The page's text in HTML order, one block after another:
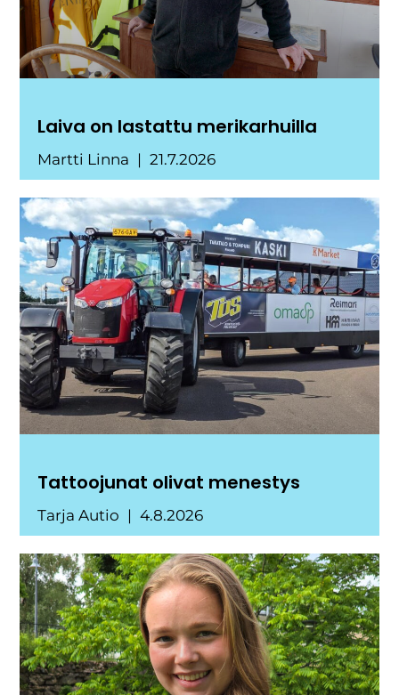
Laiva on lastattu merikarhuilla
Martti Linna 21.7.2026
Tattoojunat olivat menestys
Tarja Autio 4.8.2026